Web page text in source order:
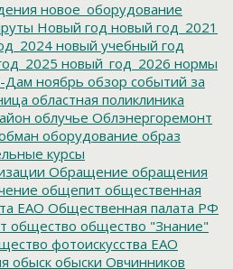
новое_оборудование
Новый год новый год_2021
новый учебный год
новый_год_2026 нормы
Дам ноябрь обзор событий за
областная поликлиника
облучье Облэнергоремонт
оборудование образ
курсы
Обращение обращения
общепит общественная
ЕАО Общественная палата РФ
общество общество "Знание"
фотоискусства ЕАО
обыск обыски Овчинников